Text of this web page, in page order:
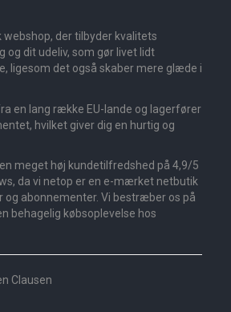
webshop, der tilbyder kvalitets
og dit udeliv, som gør livet lidt
ligesom det også skaber mere glæde i
en lang række EU-lande og lagerfører
hvilket giver dig en hurtig og
meget høj kundetilfredshed på 4,9/5
da vi netop er en e-mærket netbutik
og abonnementer. Vi bestræber os på
behagelig købsoplevelse hos
Clausen